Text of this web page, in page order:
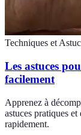
Techniques et
Les astuces
facilement
Apprenez à
astuces pratiques
rapidement.